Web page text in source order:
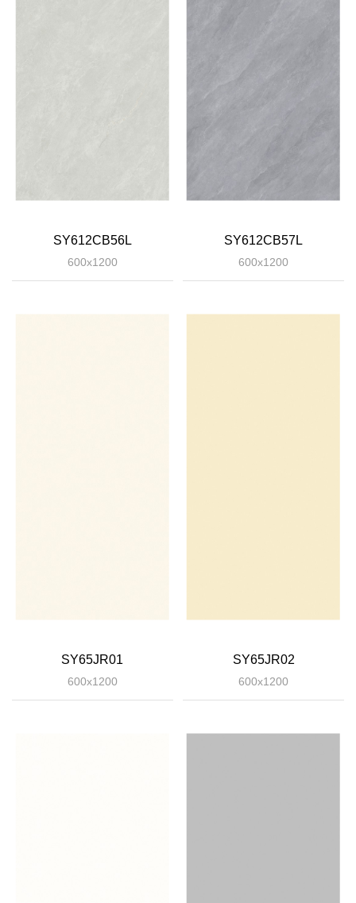
SY612CB56L
600x1200
SY612CB57L
600x1200
SY65JR01
600x1200
SY65JR02
600x1200